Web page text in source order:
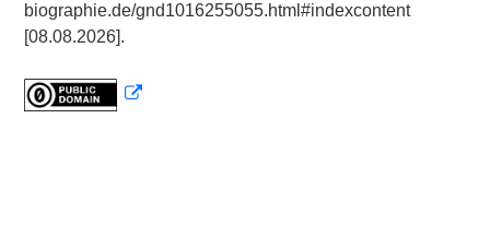
biographie.de/gnd1016255055.html#indexcontent
[08.08.2026].